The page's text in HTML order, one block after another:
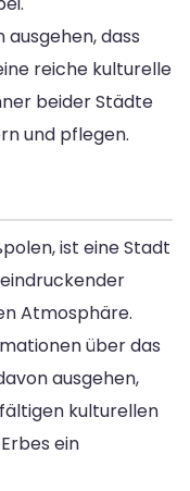
dass
reiche kulturelle
beider Städte
und pflegen.
ist eine Stadt
Atmosphäre.
über das
ausgehen,
kulturellen
ein